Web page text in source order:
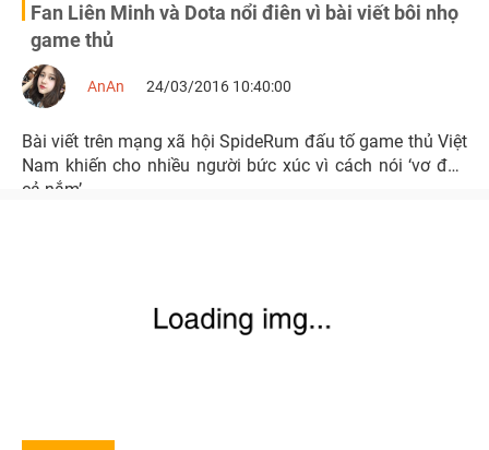
Fan Liên Minh và Dota nổi điên vì bài viết bôi nhọ
game thủ
AnAn 24/03/2016 10:40:00
Bài viết trên mạng xã hội SpideRum đấu tố game thủ Việt
Nam khiến cho nhiều người bức xúc vì cách nói ‘vơ đũa
cả nắm’